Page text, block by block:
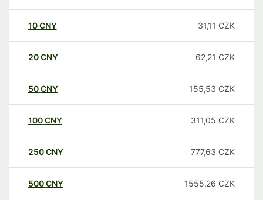
10CNY 31,11 CZK
20CNY 62,21 CZK
50CNY 155,53 CZK
100CNY 311,05 CZK
250CNY 777,63 CZK
500CNY 1555,26 CZK